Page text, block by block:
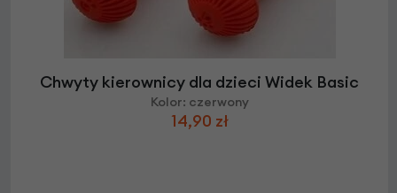
Chwyty kierownicy dla dzieci Widek Basic
Kolor: czerwony
14,90 zł